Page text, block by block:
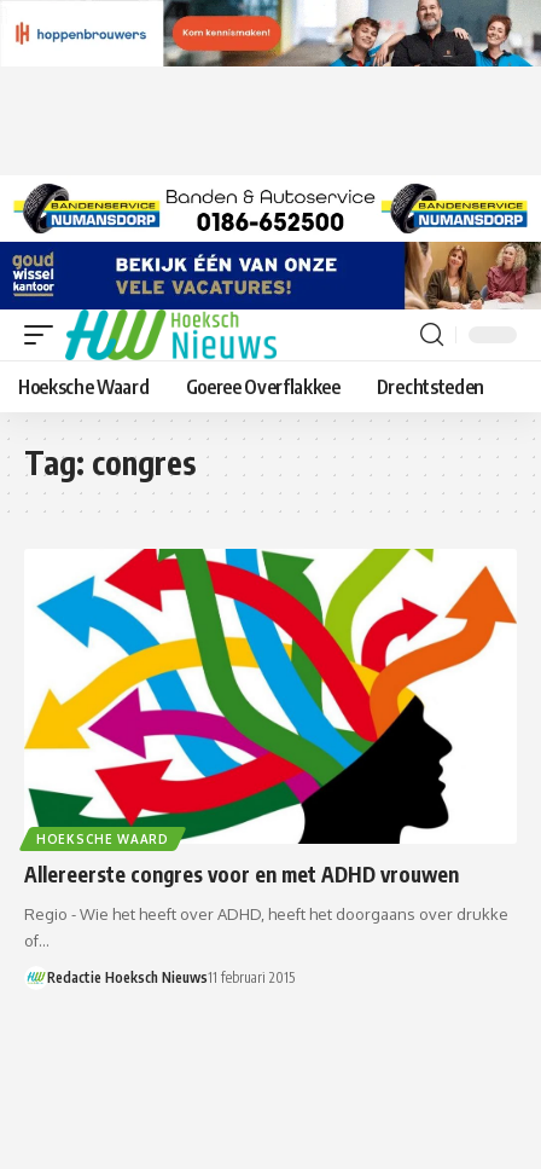
Hoeksche Waard Goeree Overflakkee Drechtsteden
Tag: congres
HOEKSCHE WAARD
Allereerste congres voor en met ADHD vrouwen
Regio - Wie het heeft over ADHD, heeft het doorgaans over drukke
of…
Redactie Hoeksch Nieuws11 februari 2015